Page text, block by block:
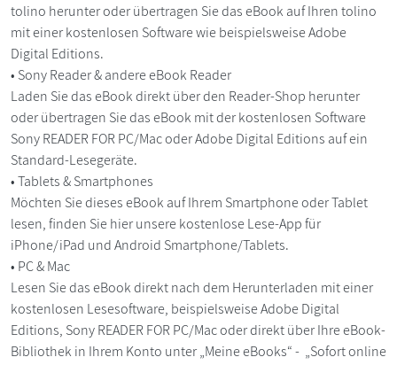
tolino herunter oder übertragen Sie das eBook auf Ihren tolino
mit einer kostenlosen Software wie beispielsweise Adobe
Digital Editions.
• Sony Reader & andere eBook Reader
Laden Sie das eBook direkt über den Reader-Shop herunter
oder übertragen Sie das eBook mit der kostenlosen Software
Sony READER FOR PC/Mac oder Adobe Digital Editions auf ein
Standard-Lesegeräte.
• Tablets & Smartphones
Möchten Sie dieses eBook auf Ihrem Smartphone oder Tablet
lesen, finden Sie hier unsere kostenlose Lese-App für
iPhone/iPad und Android Smartphone/Tablets.
• PC & Mac
Lesen Sie das eBook direkt nach dem Herunterladen mit einer
kostenlosen Lesesoftware, beispielsweise Adobe Digital
Editions, Sony READER FOR PC/Mac oder direkt über Ihre eBook-
Bibliothek in Ihrem Konto unter „Meine eBooks“ - „Sofort online